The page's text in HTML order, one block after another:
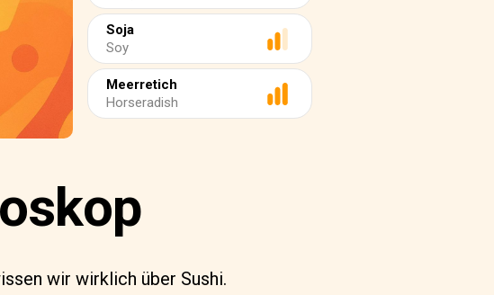
Soja
Soy
Meerretich
Horseradish
wir wirklich über Sushi.